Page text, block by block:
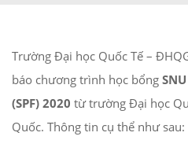
Trường Đại học Quốc Tế –
báo chương trình học bổng
(SPF) 2020 từ trường Đại học
Quốc. Thông tin cụ thể như sau: